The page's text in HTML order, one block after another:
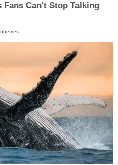
Fans Can't Stop Talking